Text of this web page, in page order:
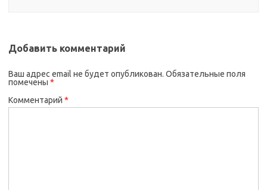
Добавить комментарий
Ваш адрес email не будет опубликован. Обязательные поля
помечены *
Комментарий *